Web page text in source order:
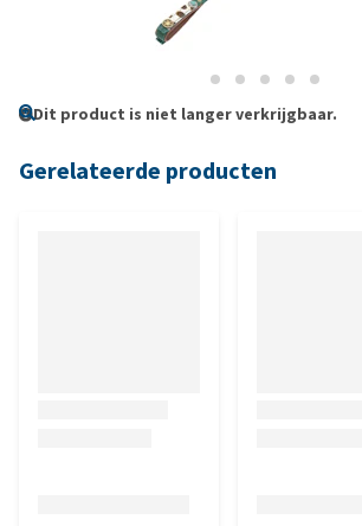
Dit product is niet langer verkrijgbaar.
Gerelateerde producten